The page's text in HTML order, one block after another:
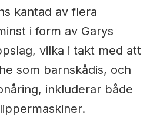
kantad av flera
i form av Garys
vilka i takt med att
som barnskådis, och
inkluderar både